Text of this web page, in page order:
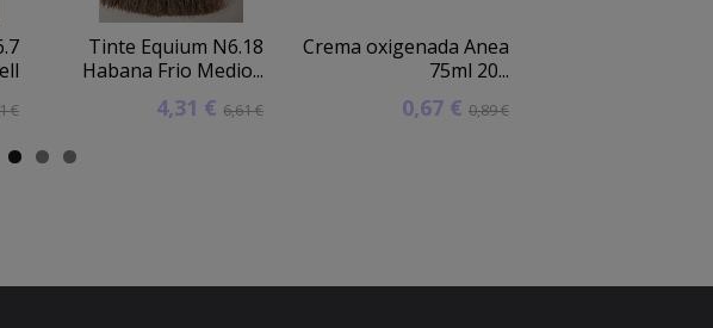
€
Tinte Equium N6.18
Habana Frio Medio...
4,31 €6,61 €
Crema oxigenada Anea
75ml 20...
0,67 € 0,89 €